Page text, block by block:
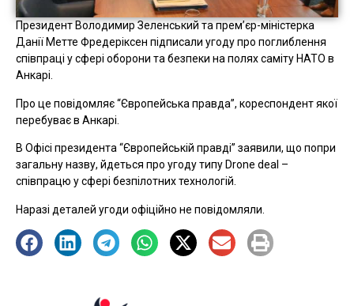
Президент Володимир Зеленський та прем’єр-міністерка
Данії Метте Фредеріксен підписали угоду про поглиблення
співпраці у сфері оборони та безпеки на полях саміту НАТО в
Анкарі.
Про це повідомляє “Європейська правда”, кореспондент якої
перебуває в Анкарі.
В Офісі президента “Європейській правді” заявили, що попри
загальну назву, йдеться про угоду типу Drone deal –
співпрацю у сфері безпілотних технологій.
Наразі деталей угоди офіційно не повідомляли.